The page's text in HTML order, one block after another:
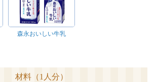
森永おいしい牛乳
材料（1人分）